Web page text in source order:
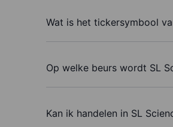
Wat is het tickersymbool
Op welke beurs wordt SL
Kan ik handelen in SL